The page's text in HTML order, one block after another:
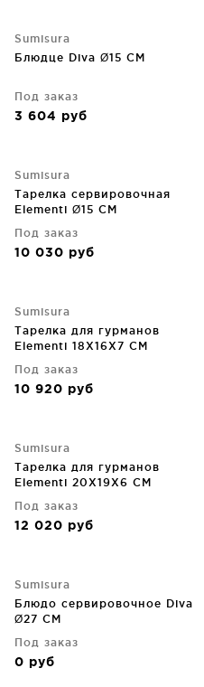
Sumisura
Блюдце Diva Ø15 CM
Под заказ
3 604 руб
Sumisura
Тарелка сервировочная
Elementi Ø15 CM
Под заказ
10 030 руб
Sumisura
Тарелка для гурманов
Elementi 18X16X7 CM
Под заказ
10 920 руб
Sumisura
Тарелка для гурманов
Elementi 20X19X6 CM
Под заказ
12 020 руб
Sumisura
Блюдо сервировочное Diva
Ø27 CM
Под заказ
0 руб